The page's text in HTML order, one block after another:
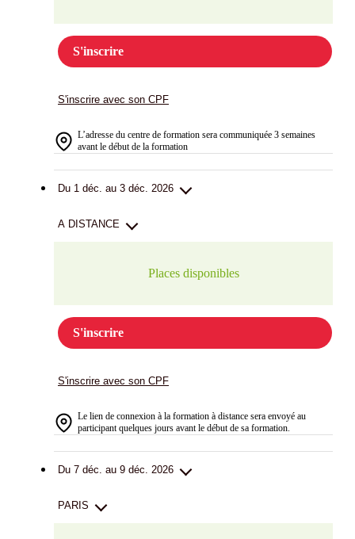
S'inscrire
S'inscrire avec son CPF
L’adresse du centre de formation sera communiquée 3 semaines
avant le début de la formation
Du 1 déc. au 3 déc. 2026
A DISTANCE
Places disponibles
S'inscrire
S'inscrire avec son CPF
Le lien de connexion à la formation à distance sera envoyé au
participant quelques jours avant le début de sa formation.
Du 7 déc. au 9 déc. 2026
PARIS